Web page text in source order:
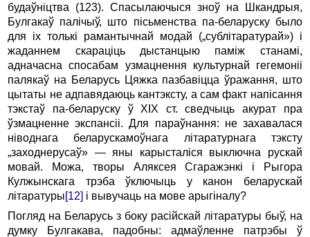
будаўніцтва (123). Спасылаючыся зноў на Шкандрыя,
Булгакаў палічыў, што пісьменства па-беларуску было
для ix толькі рамантычнай модай („сублітаратурай») i
жаданнем скараціць дыстанцыю паміж станамі,
адначасна спосабам узмацнення культурнай гегемоніі
палякаў на Бе­ларусь Цяжка пазбавіцца ўражання, што
цытаты не адпавядаюць кантэксту, а сам факт напісання
тэкстаў па-бела­руску ў XIX ст. сведчыць акурат пра
ўзмацненне экспансіі. Для параўнання: не захавалася
ніводнага беларускамоўнага літаратурнага тэксту
„заходнерусаў» — яны карысталіся выключна рускай
мовай. Можа, творы Аляксея Сгаражэнкі i Рыгора
Кулжынскага трэба ўключыць у канон беларускай
літаратуры[12] i вывучаць на мове арыгіналу?
Погляд на Беларусь з боку расійскай літаратуры быў, на
думку Булгакава, падобны: адмаўленне патрэбы ў